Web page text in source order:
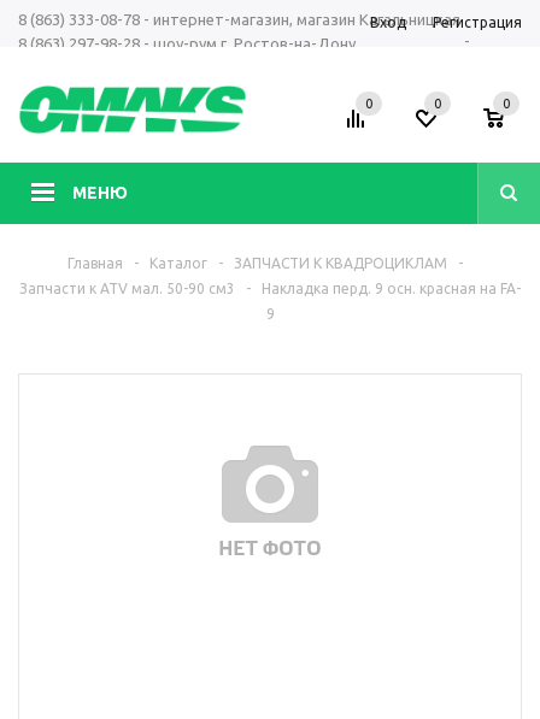
8 (863) 333-08-78 - интернет-магазин, магазин Кагальницкая
8 (863) 297-98-28 - шоу-рум г. Ростов-на-Дону
-
Вход Регистрация
МЕНЮ
0 0 0
Главная - Каталог - ЗАПЧАСТИ К КВАДРОЦИКЛАМ
-
Запчасти к ATV мал. 50-90 см3
-
Накладка перд. 9 осн. красная на FA-
9